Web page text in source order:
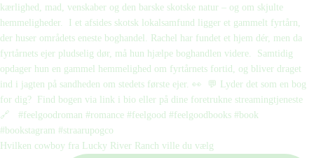
Hvilken cowboy fra Lucky River Ranch ville du vælg